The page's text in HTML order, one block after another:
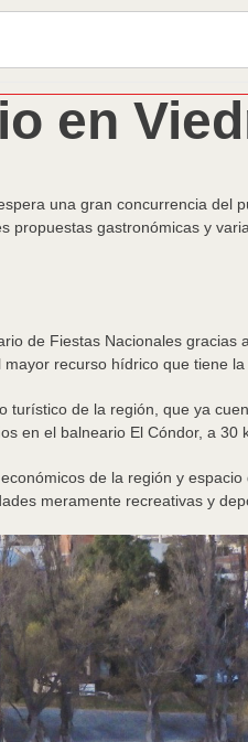
en
una gran concurrencia del
gastronómicas y
de Fiestas Nacionales gracias
recurso hídrico que tiene la
de la región, que ya
en el balneario El Cóndor, a 30
de la región y
meramente recreativas y